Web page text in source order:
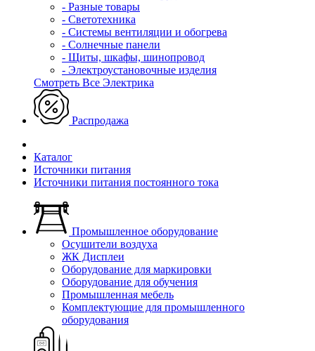
- Разные товары
- Светотехника
- Системы вентиляции и обогрева
- Солнечные панели
- Щиты, шкафы, шинопровод
- Электроустановочные изделия
Смотреть Все Электрика
Распродажа
Каталог
Источники питания
Источники питания постоянного тока
Промышленное оборудование
Осушители воздуха
ЖК Дисплеи
Оборудование для маркировки
Оборудование для обучения
Промышленная мебель
Комплектующие для промышленного
оборудования